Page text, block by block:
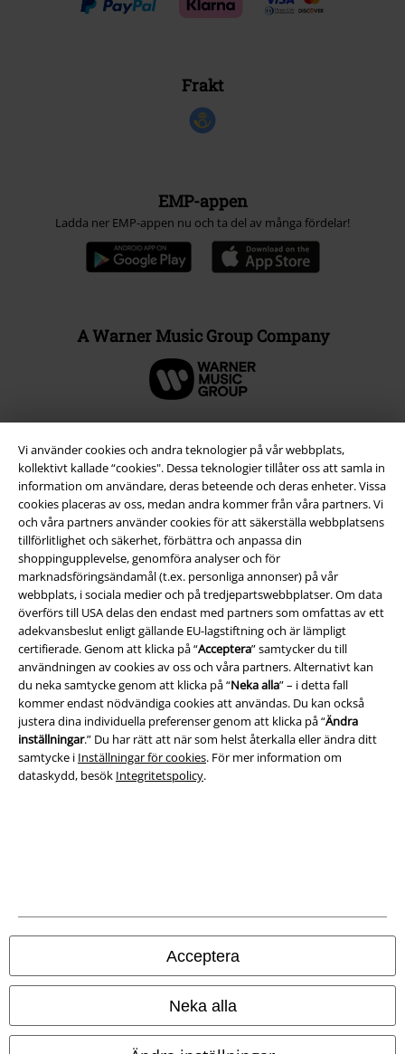
Vi använder cookies och andra teknologier på vår webbplats,
kollektivt kallade “cookies". Dessa teknologier tillåter oss att samla in
information om användare, deras beteende och deras enheter. Vissa
cookies placeras av oss, medan andra kommer från våra partners. Vi
och våra partners använder cookies för att säkerställa webbplatsens
tillförlitlighet och säkerhet, förbättra och anpassa din
shoppingupplevelse, genomföra analyser och för
marknadsföringsändamål (t.ex. personliga annonser) på vår
webbplats, i sociala medier och på tredjepartswebbplatser. Om data
överförs till USA delas den endast med partners som omfattas av ett
adekvansbeslut enligt gällande EU-lagstiftning och är lämpligt
certifierade. Genom att klicka på “Acceptera” samtycker du till
användningen av cookies av oss och våra partners. Alternativt kan
du neka samtycke genom att klicka på “Neka alla” – i detta fall
kommer endast nödvändiga cookies att användas. Du kan också
justera dina individuella preferenser genom att klicka på “Ändra
inställningar.” Du har rätt att när som helst återkalla eller ändra ditt
samtycke i Inställningar för cookies. För mer information om
dataskydd, besök Integritetspolicy.
Acceptera
Neka alla
Frakt
EMP-appen
Ladda ner EMP-appen nu och ta del av många fördelar!
A Warner Music Group Company
Juridisk information/Villkor
Villkor
Om oss
Ladda ner villkoren
Avfallshantering och miljöskydd
Bekräfta ångrat köp
Fraktkostnad tillkommer.
© 1986-2026 E.M.P. Merchandising HGmbH